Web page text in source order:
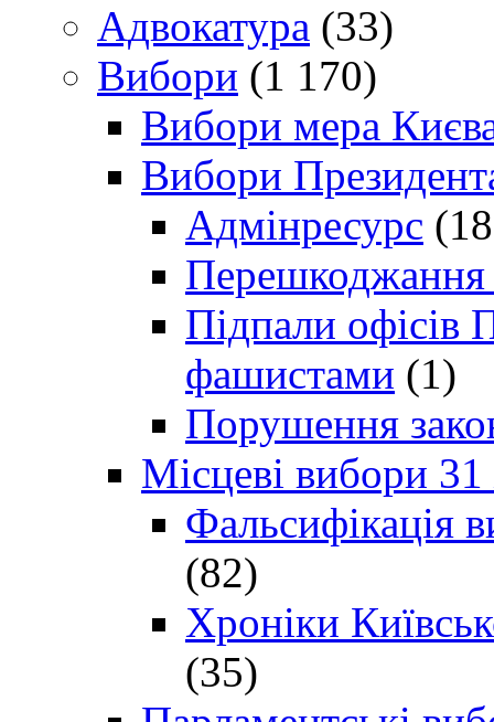
Адвокатура (33)
Вибори (1 170)
Вибори мера
Вибори
Адмінресурс
Перешкоджання
Підпали офісів
фашистами (1)
Порушення
Місцеві вибори
Фальсифікація
(82)
Хроніки
(35)